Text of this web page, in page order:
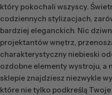
który pokochali wszyscy.
codziennych stylizacjach,
bardziej eleganckich. Nic
projektantów wnętrz,
charakterystyczny niebieski
ozdobne elementy wystroju, a
sklepie znajdziesz niezwykle
które nie tylko podkreślą